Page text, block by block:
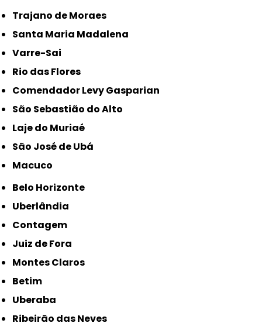
Trajano de Moraes
Santa Maria Madalena
Varre-Sai
Rio das Flores
Comendador Levy Gasparian
São Sebastião do Alto
Laje do Muriaé
São José de Ubá
Macuco
Belo Horizonte
Uberlândia
Contagem
Juiz de Fora
Montes Claros
Betim
Uberaba
Ribeirão das Neves